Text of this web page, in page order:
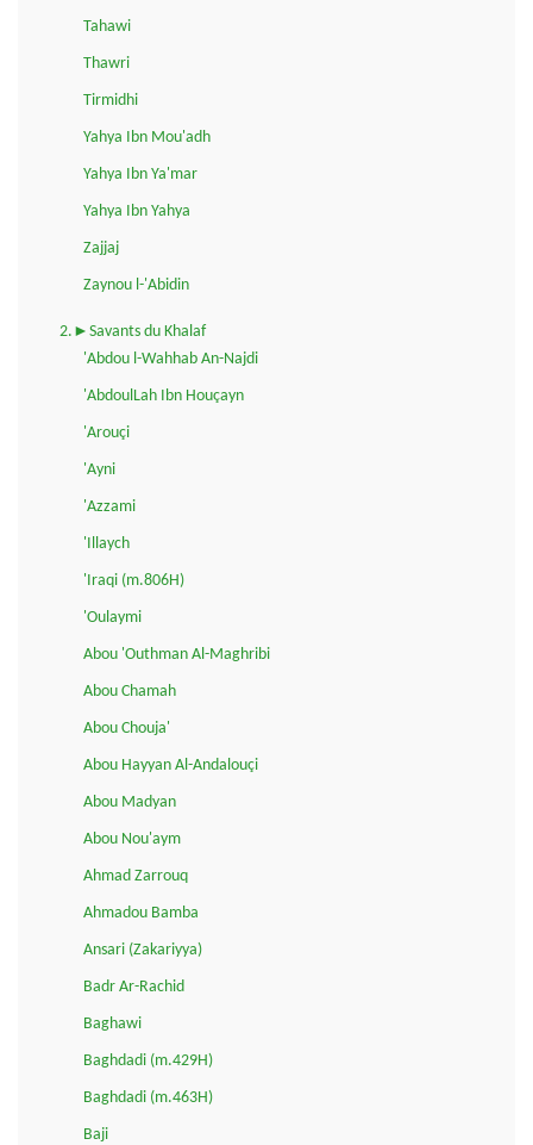
Tahawi
Thawri
Tirmidhi
Yahya Ibn Mou'adh
Yahya Ibn Ya'mar
Yahya Ibn Yahya
Zajjaj
Zaynou l-'Abidin
2.►Savants du Khalaf
'Abdou l-Wahhab An-Najdi
'AbdoulLah Ibn Houçayn
'Arouçi
'Ayni
'Azzami
'Illaych
'Iraqi (m.806H)
'Oulaymi
Abou 'Outhman Al-Maghribi
Abou Chamah
Abou Chouja'
Abou Hayyan Al-Andalouçi
Abou Madyan
Abou Nou'aym
Ahmad Zarrouq
Ahmadou Bamba
Ansari (Zakariyya)
Badr Ar-Rachid
Baghawi
Baghdadi (m.429H)
Baghdadi (m.463H)
Baji